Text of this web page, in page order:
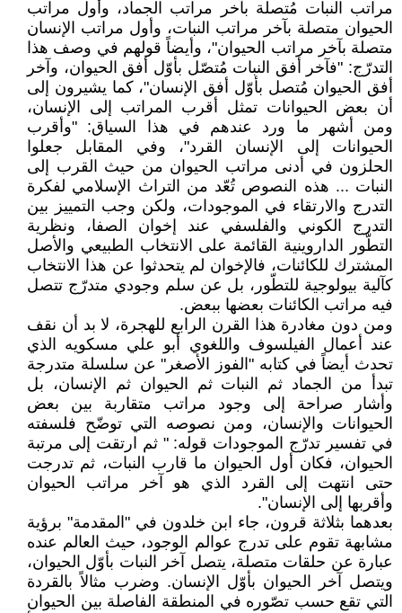
مراتب النبات مُتصلة بآخر مراتب الجماد، وأول مراتب
الحيوان متصلة بآخر مراتب النبات، وأول مراتب الإنسان
متصلة بآخر مراتب الحيوان"، وأيضاً قولهم في وصف هذا
التدرّج: "فآخر أفق النبات مُتصّل بأوّل أفق الحيوان، وآخر
أفق الحيوان مُتصل بأوّل أفق الإنسان"، كما يشيرون إلى
أن بعض الحيوانات تمثل أقرب المراتب إلى الإنسان،
ومن أشهر ما ورد عندهم في هذا السياق: "وأقرب
الحيوانات إلى الإنسان القرد"، وفي المقابل جعلوا
الحلزون في أدنى مراتب الحيوان من حيث القرب إلى
النبات ... هذه النصوص تُعّد من التراث الإسلامي لفكرة
التدرج والارتقاء في الموجودات، ولكن وجب التمييز بين
التدرج الكوني والفلسفي عند إخوان الصفا، ونظرية
التطّور الداروينية القائمة على الانتخاب الطبيعي والأصل
المشترك للكائنات، فالإخوان لم يتحدثوا عن هذا الانتخاب
كآلية بيولوجية للتطّور، بل عن سلم وجودي متدرّج تتصل
فيه مراتب الكائنات بعضها ببعض.
ومن دون مغادرة هذا القرن الرابع للهجرة، لا بد أن نقف
عند أعمال الفيلسوف واللغوي أبو علي مسكويه الذي
تحدث أيضاً في كتابه "الفوز الأصغر" عن سلسلة متدرجة
تبدأ من الجماد ثم النبات ثم الحيوان ثم الإنسان، بل
وأشار صراحة إلى وجود مراتب متقاربة بين بعض
الحيوانات والإنسان، ومن نصوصه التي توضّح فلسفته
في تفسير تدرّج الموجودات قوله: " ثم ارتقت إلى مرتبة
الحيوان، فكان أول الحيوان ما قارب النبات، ثم تدرجت
حتى انتهت إلى القرد الذي هو آخر مراتب الحيوان
وأقربها إلى الإنسان".
بعدهما بثلاثة قرون، جاء ابن خلدون في "المقدمة" برؤية
مشابهة تقوم على تدرج عوالم الوجود، حيث العالم عنده
عبارة عن حلقات متصلة، يتصل آخر النبات بأوّل الحيوان،
ويتصل آخر الحيوان بأوّل الإنسان. وضرب مثالاً بالقردة
التي تقع حسب تصّوره في المنطقة الفاصلة بين الحيوان